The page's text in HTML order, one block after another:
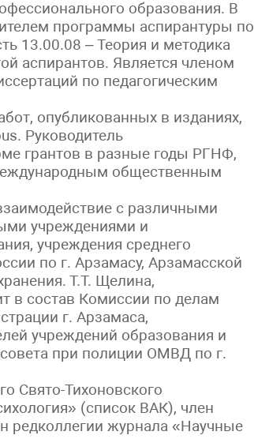
образования. В
программы аспирантуры по
13.00.08 – Теория и методика
аспирантов. Является членом
по педагогическим
опубликованных в изданиях,
Руководитель
грантов в разные годы РГНФ,
общественным
с различными
учреждениями и
учреждения среднего
по г. Арзамасу, Арзамасской
Т.Т. Щелина,
в состав Комиссии по делам
г. Арзамаса,
учреждений образования и
при полиции ОМВД по г.
Свято-Тихоновского
(список ВАК), член
редколлегии журнала «Научные